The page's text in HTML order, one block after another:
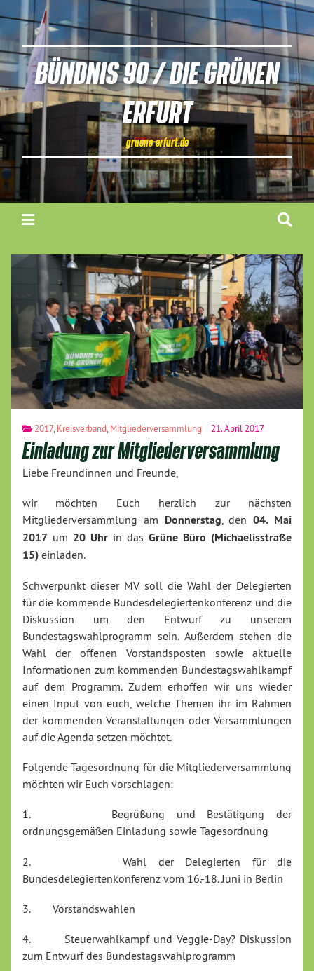
BÜNDNIS 90 / DIE GRÜNEN
ERFURT
gruene-erfurt.de
2017 Kreisverband Mitgliederversammlung 21. April 2017
Einladung zur Mitgliederversammlung
Liebe Freundinnen und Freunde,
wir möchten Euch herzlich zur nächsten
Mitgliederversammlung am Donnerstag , den04. Mai
2017 um 20 Uhr in das Grüne Büro (Michaelisstraße
15) einladen.
Schwerpunkt dieser MV soll die Wahl der Delegierten
für die kommende Bundesdelegiertenkonferenz und die
Diskussion um den Entwurf zu unserem
Bundestagswahlprogramm sein. Außerdem stehen die
Wahl der offenen Vorstandsposten sowie aktuelle
Informationen zum kommenden Bundestagswahlkampf
auf dem Programm. Zudem erhoffen wir uns wieder
einen Input von euch, welche Themen ihr im Rahmen
der kommenden Veranstaltungen oder Versammlungen
auf die Agenda setzen möchtet.
Folgende Tagesordnung für die Mitgliederversammlung
möchten wir Euch vorschlagen:
1. Begrüßung und Bestätigung der
ordnungsgemäßen Einladung sowie Tagesordnung
2. Wahl der Delegierten für die
Bundesdelegiertenkonferenz vom 16.-18. Juni in Berlin
3. Vorstandswahlen
4. Steuerwahlkampf und Veggie-Day? Diskussion
zum Entwurf des Bundestagswahlprogramm